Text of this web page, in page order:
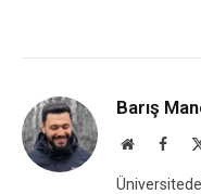
Barış
Website